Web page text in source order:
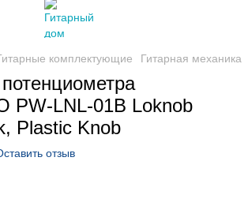
комплектующие Гитарная механика
PW-LNL-01B Loknob
Plastic Knob
отзыв